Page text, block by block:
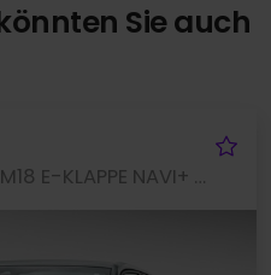
Sie auch
Q2 35 advanced CAM LM18 E-KLAPPE NAVI+ SITZHEIZ.